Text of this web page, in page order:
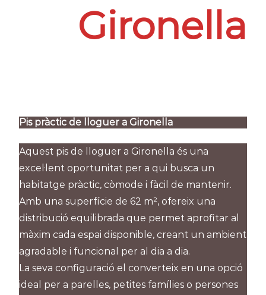
Gironella
Pis pràctic de lloguer a Gironella
Aquest pis de lloguer a Gironella és una
excel·lent oportunitat per a qui busca un
habitatge pràctic, còmode i fàcil de mantenir.
Amb una superfície de 62 m², ofereix una
distribució equilibrada que permet aprofitar al
màxim cada espai disponible, creant un ambient
agradable i funcional per al dia a dia.
La seva configuració el converteix en una opció
ideal per a parelles, petites famílies o persones